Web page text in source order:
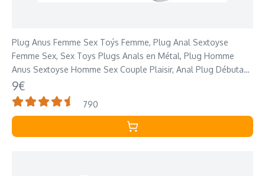
Plug Anus Femme Sex Toýs Femme, Plug Anal Sextoyse
Femme Sex, Sex Toys Plugs Anals en Métal, Plug Homme
Anus Sextoyse Homme Sex Couple Plaisir, Anal Plug Débutant
Sextoy, Sexes Plaisir Femme Sextoys
9€
790